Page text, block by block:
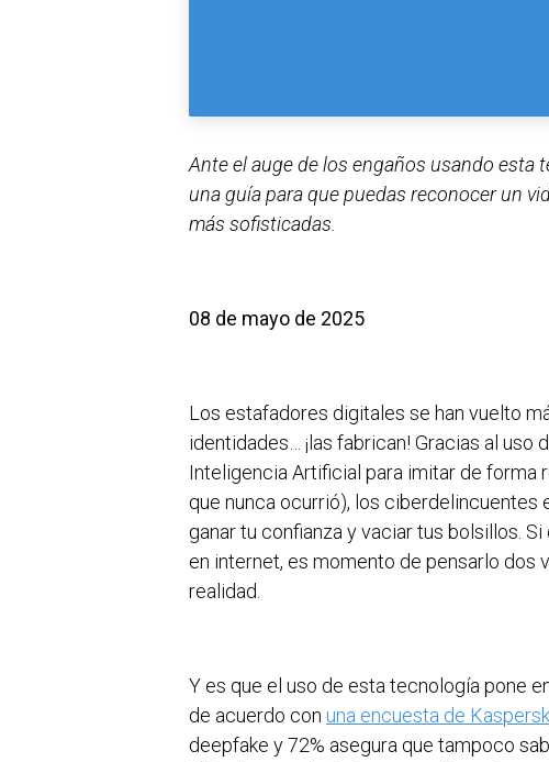
Ante el auge de los engaños usando esta
una guía para que puedas reconocer un
más sofisticadas.
08 de mayo de 2025
Los estafadores digitales se han vuelto
identidades… ¡las fabrican! Gracias al
Inteligencia Artificial para imitar de forma
que nunca ocurrió), los ciberdelincuentes
ganar tu confianza y vaciar tus bolsillos.
en internet, es momento de pensarlo dos
realidad.
Y es que el uso de esta tecnología pone
de acuerdo con una encuesta de
deepfake y 72% asegura que tampoco